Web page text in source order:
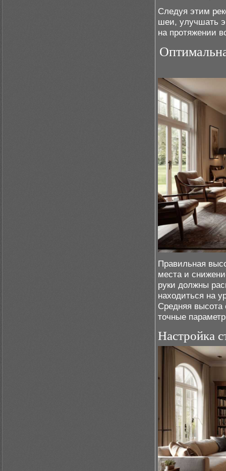
Следуя этим
шеи, улучшать
на протяжении
Правильная
места и
руки должны
находиться на
Средняя высота
точные
Настройка